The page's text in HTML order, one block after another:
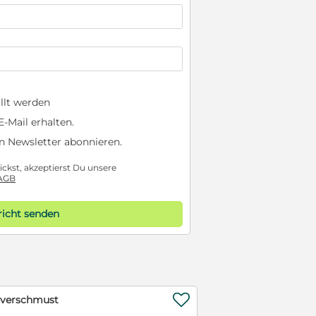
werden
Mail erhalten.
Newsletter abonnieren.
akzeptierst Du unsere
senden
